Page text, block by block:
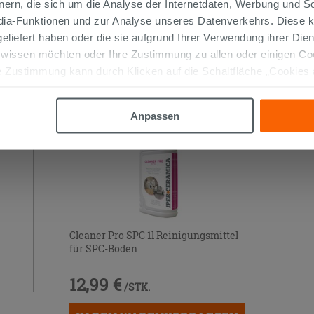
die sich um die Analyse der Internetdaten, Werbung und
Funktionen und zur Analyse unseres Datenverkehrs. Diese
haben oder die sie aufgrund Ihrer Verwendung ihrer
möchten oder Ihre Zustimmung zu allen oder einigen
Zustimmung kann durch Klicken auf die Schaltfläche „Cookies
Anpassen
GEKAUFT HABEN, KAUFTEN
Cleaner Pro SPC 1l Reinigungsmittel
für SPC-Böden
12,99 € /STK.